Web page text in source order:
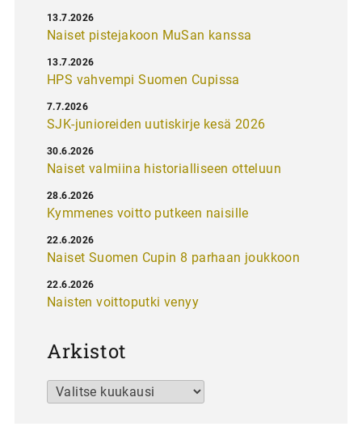
Naiset pistejakoon MuSan kanssa
13.7.2026
HPS vahvempi Suomen Cupissa
13.7.2026
SJK-junioreiden uutiskirje kesä 2026
7.7.2026
Naiset valmiina historialliseen otteluun
30.6.2026
Kymmenes voitto putkeen naisille
28.6.2026
Naiset Suomen Cupin 8 parhaan joukkoon
22.6.2026
Naisten voittoputki venyy
22.6.2026
Arkistot
Arkistot